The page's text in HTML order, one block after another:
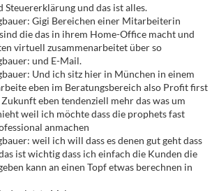
Steuererklärung und das ist alles.
Gigi Bereichen einer Mitarbeiterin
die das in ihrem Home-Office macht und
virtuell zusammenarbeitet über so
und E-Mail.
Und ich sitz hier in München in einem
eben im Beratungsbereich also Profit first
eben tendenziell mehr das was um
weil ich möchte dass die prophets fast
anmachen
weil ich will dass es denen gut geht dass
ist wichtig dass ich einfach die Kunden die
kann an einen Topf etwas berechnen in